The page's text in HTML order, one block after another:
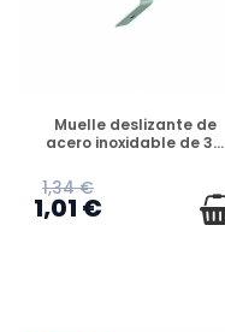
DISPONIBLE
Muelle deslizante de
acero inoxidable de 3...
1,34 €
1,01 €